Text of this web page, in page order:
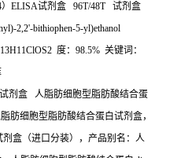
）ELISA试剂盒 96T/48T 试剂盒
2,2'-bithiophen-5-yl)ethanol
度：98.5% 关键词：
剂盒 人脂肪细胞型脂肪酸结合蛋
肪细胞型脂肪酸结合蛋白试剂盒，
剂盒（进口分装），产品别名：人